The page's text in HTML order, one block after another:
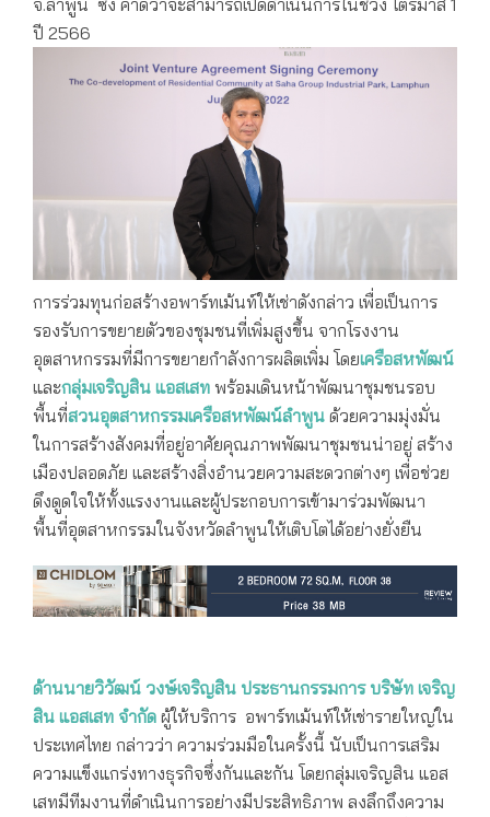
ปี 2566
การร่วมทุนก่อสร้างอพาร์ทเม้นท์ให้เช่าดังกล่าว เพื่อเป็นการ
รองรับการขยายตัวของชุมชนที่เพิ่มสูงขึ้น จากโรงงาน
อุตสาหกรรมที่มีการขยายกำลังการผลิตเพิ่ม โดยเครือสหพัฒน์
และกลุ่มเจริญสิน แอสเสท พร้อมเดินหน้าพัฒนาชุมชนรอบ
พื้นที่สวนอุตสาหกรรมเครือสหพัฒน์ลำพูน ด้วยความมุ่งมั่น
ในการสร้างสังคมที่อยู่อาศัยคุณภาพพัฒนาชุมชนน่าอยู่ สร้าง
เมืองปลอดภัย และสร้างสิ่งอำนวยความสะดวกต่างๆ เพื่อช่วย
ดึงดูดใจให้ทั้งแรงงานและผู้ประกอบการเข้ามาร่วมพัฒนา
พื้นที่อุตสาหกรรมในจังหวัดลำพูนให้เติบโตได้อย่างยั่งยืน
ด้านนายวิวัฒน์ วงษ์เจริญสิน ประธานกรรมการ บริษัท เจริญ
สิน แอสเสท จำกัด ผู้ให้บริการ อพาร์ทเม้นท์ให้เช่ารายใหญ่ใน
ประเทศไทย กล่าวว่า ความร่วมมือในครั้งนี้ นับเป็นการเสริม
ความแข็งแกร่งทางธุรกิจซึ่งกันและกัน โดยกลุ่มเจริญสิน แอส
เสทมีทีมงานที่ดำเนินการอย่างมีประสิทธิภาพ ลงลึกถึงความ